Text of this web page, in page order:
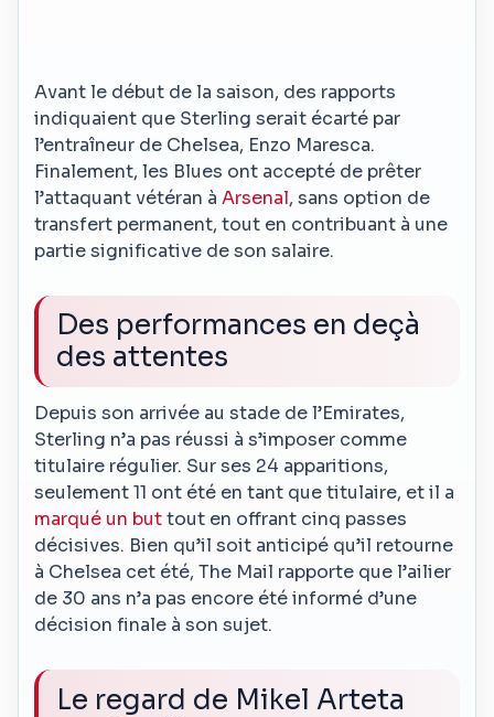
Avant le début de la saison, des rapports
indiquaient que Sterling serait écarté par
l’entraîneur de Chelsea, Enzo Maresca.
Finalement, les Blues ont accepté de prêter
l’attaquant vétéran àArsenal, sans option de
transfert permanent, tout en contribuant à une
partie significative de son salaire.
Des performances en deçà
des attentes
Depuis son arrivée au stade de l’Emirates,
Sterling n’a pas réussi à s’imposer comme
titulaire régulier. Sur ses 24 apparitions,
seulement 11 ont été en tant que titulaire, et il a
marqué un buttout en offrant cinq passes
décisives. Bien qu’il soit anticipé qu’il retourne
à Chelsea cet été, The Mail rapporte que l’ailier
de 30 ans n’a pas encore été informé d’une
décision finale à son sujet.
Le regard de Mikel Arteta